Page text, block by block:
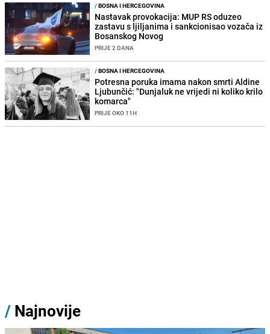
/BOSNA I HERCEGOVINA
Nastavak provokacija: MUP RS oduzeo
zastavu s ljiljanima i sankcionisao vozača iz
Bosanskog Novog
PRIJE 2 DANA
/BOSNA I HERCEGOVINA
Potresna poruka imama nakon smrti Aldine
Ljubunčić: "Dunjaluk ne vrijedi ni koliko krilo
komarca"
PRIJE OKO 11H
/ Najnovije